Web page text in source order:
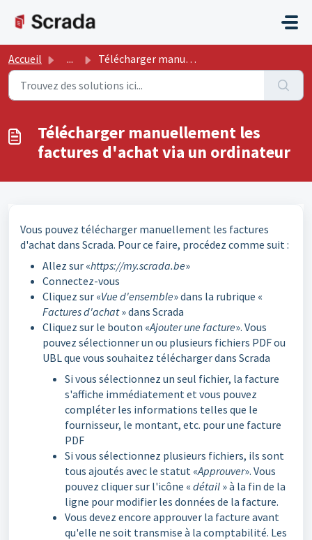
Accueil ... Télécharger manuellement les factures d'achat via un ...
Télécharger manuellement les
factures d'achat via un ordinateur
Vous pouvez télécharger manuellement les factures
d'achat dans Scrada. Pour ce faire, procédez comme suit :
Allez sur «https://my.scrada.be»
Connectez-vous
Cliquez sur «Vue d'ensemble» dans la rubrique «
Factures d'achat» dans Scrada
Cliquez sur le bouton «Ajouter une facture». Vous
pouvez sélectionner un ou plusieurs fichiers PDF ou
UBL que vous souhaitez télécharger dans Scrada
Si vous sélectionnez un seul fichier, la facture
s'affiche immédiatement et vous pouvez
compléter les informations telles que le
fournisseur, le montant, etc. pour une facture
PDF
Si vous sélectionnez plusieurs fichiers, ils sont
tous ajoutés avec le statut «Approuver». Vous
pouvez cliquer sur l'icône « détail » à la fin de la
ligne pour modifier les données de la facture.
Vous devez encore approuver la facture avant
qu'elle ne soit transmise à la comptabilité. Les